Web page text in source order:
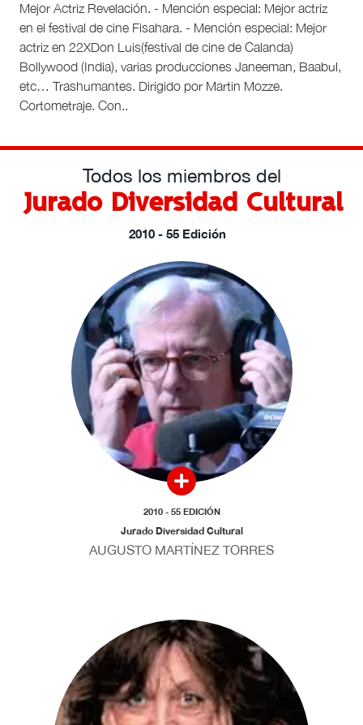
Mejor Actriz Revelación. - Mención especial: Mejor actriz
en el festival de cine Fisahara. - Mención especial: Mejor
actriz en 22XDon Luis(festival de cine de Calanda)
Bollywood (India), varias producciones Janeeman, Baabul,
etc… Trashumantes. Dirigido por Martin Mozze.
Cortometraje. Con..
Todos los miembros del
Jurado Diversidad Cultural
2010 - 55 Edición
2010 - 55 EDICIÓN
Jurado Diversidad Cultural
AUGUSTO MARTÍNEZ TORRES